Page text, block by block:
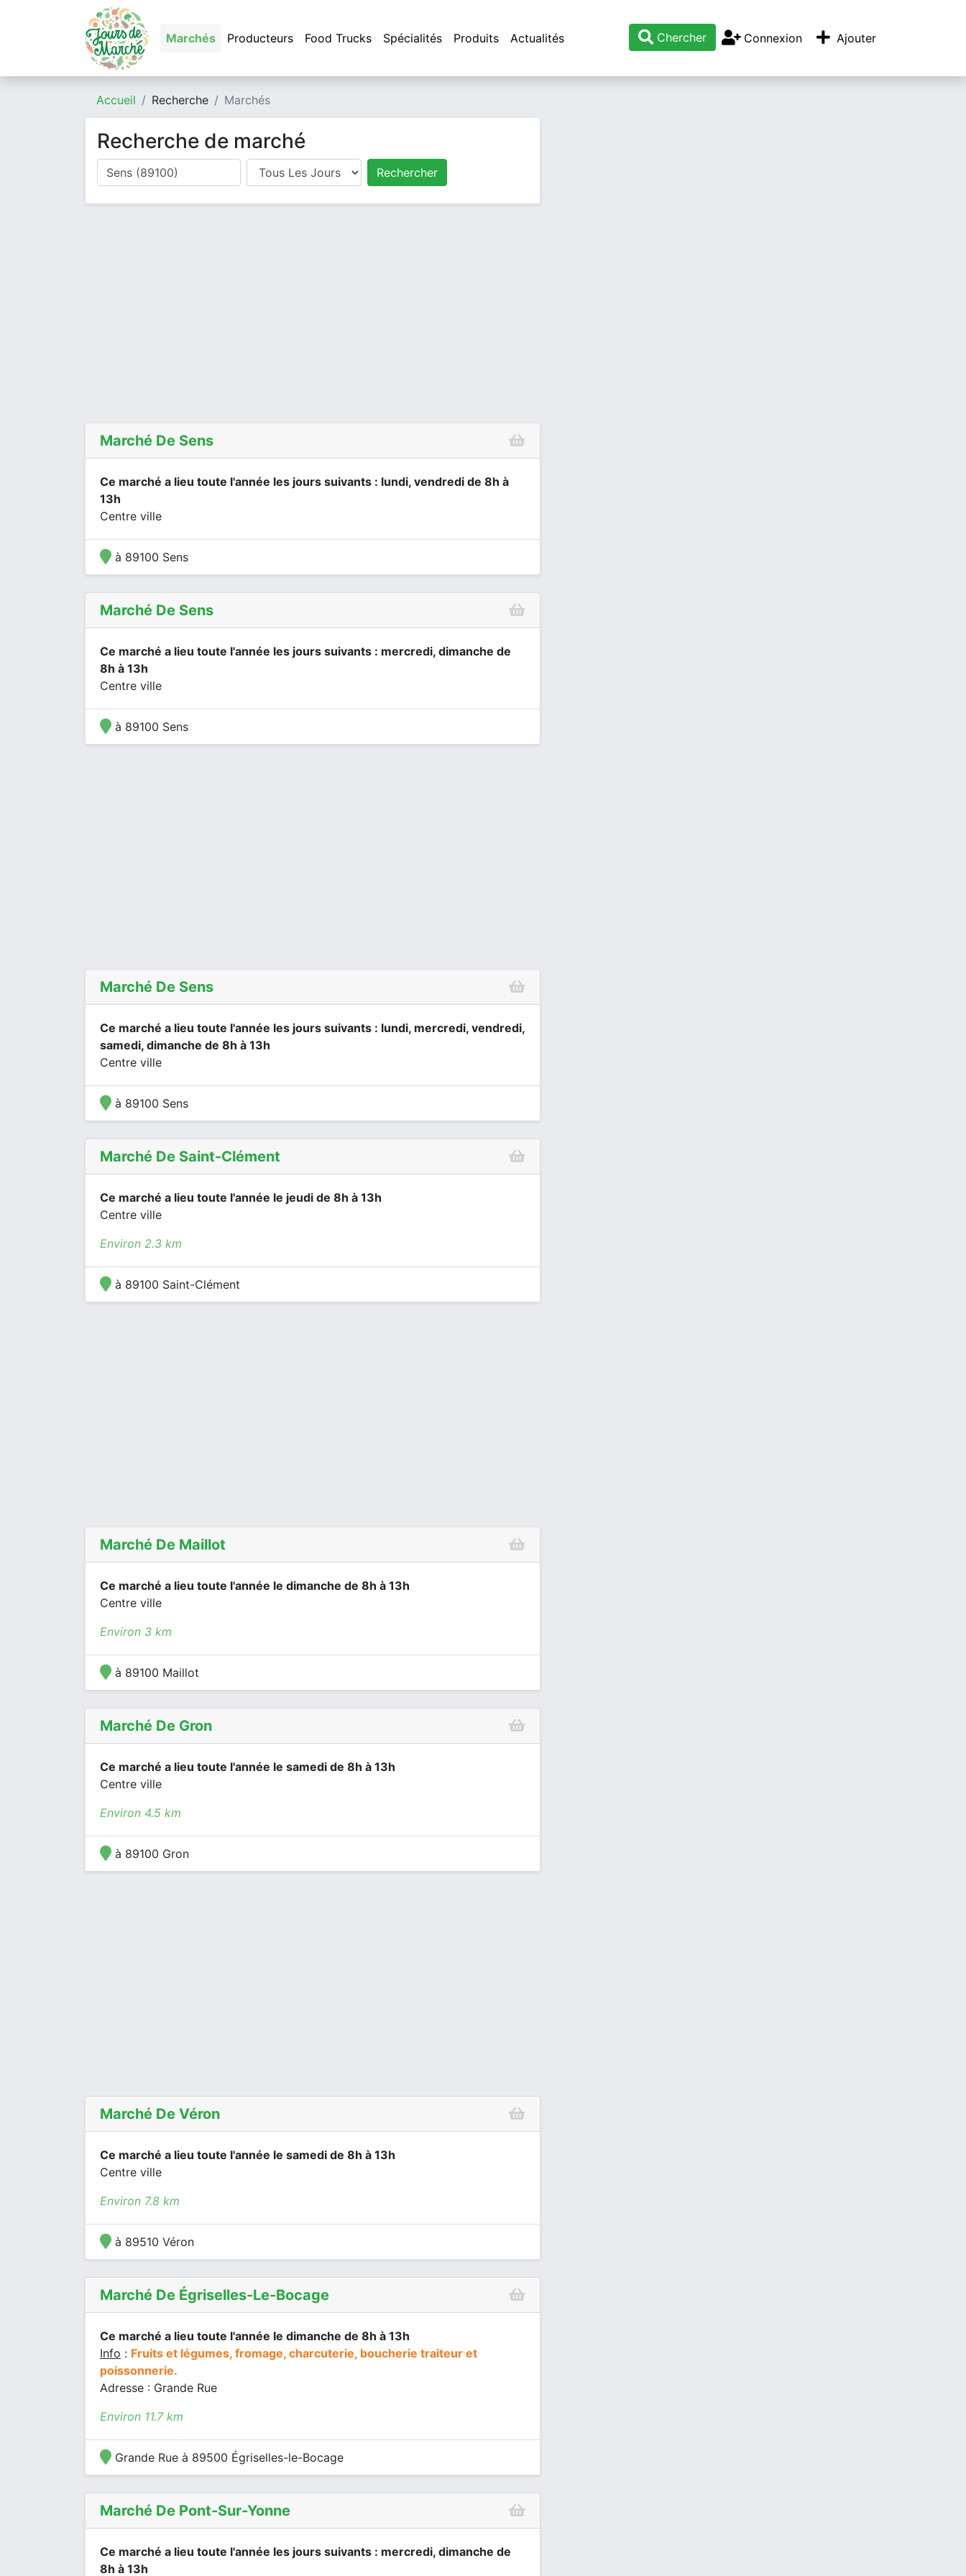
Marchés Producteurs Food Trucks Spécialités Produits Actualités Chercher Connexion Ajouter
Accueil Recherche Marchés
Recherche de marché
Où cherchez-vous un marché ?
Jour Rechercher
Marché De Sens
Ce marché a lieu toute l'année les jours suivants : lundi, vendredi de 8h à
13h
Centre ville
à 89100 Sens
Marché De Sens
Ce marché a lieu toute l'année les jours suivants : mercredi, dimanche de
8h à 13h
Centre ville
à 89100 Sens
Marché De Sens
Ce marché a lieu toute l'année les jours suivants : lundi, mercredi, vendredi,
samedi, dimanche de 8h à 13h
Centre ville
à 89100 Sens
Marché De Saint-Clément
Ce marché a lieu toute l'année le jeudi de 8h à 13h
Centre ville
Environ 2.3 km
à 89100 Saint-Clément
Marché De Maillot
Ce marché a lieu toute l'année le dimanche de 8h à 13h
Centre ville
Environ 3 km
à 89100 Maillot
Marché De Gron
Ce marché a lieu toute l'année le samedi de 8h à 13h
Centre ville
Environ 4.5 km
à 89100 Gron
Marché De Véron
Ce marché a lieu toute l'année le samedi de 8h à 13h
Centre ville
Environ 7.8 km
à 89510 Véron
Marché De Égriselles-Le-Bocage
Ce marché a lieu toute l'année le dimanche de 8h à 13h
Info : Fruits et légumes, fromage, charcuterie, boucherie traiteur et
poissonnerie.
Adresse : Grande Rue
Environ 11.7 km
Grande Rue à 89500 Égriselles-le-Bocage
Marché De Pont-Sur-Yonne
Ce marché a lieu toute l'année les jours suivants : mercredi, dimanche de
8h à 13h